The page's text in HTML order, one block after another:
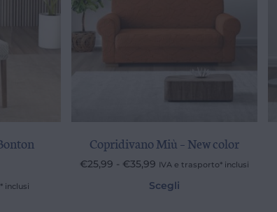
inclusi
Copridivano Miù – New color
€25,99 - €35,99 IVA e trasporto* inclusi
Scegli